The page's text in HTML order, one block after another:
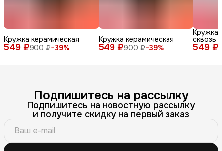
549 ₽900 ₽−39%
Кружка керамическая
549 ₽900 ₽−39%
Кружка керамическая
549 ₽
Кружка
сквозь
Подпишитесь на рассылку
Подпишитесь на новостную рассылку
и получите скидку на первый заказ